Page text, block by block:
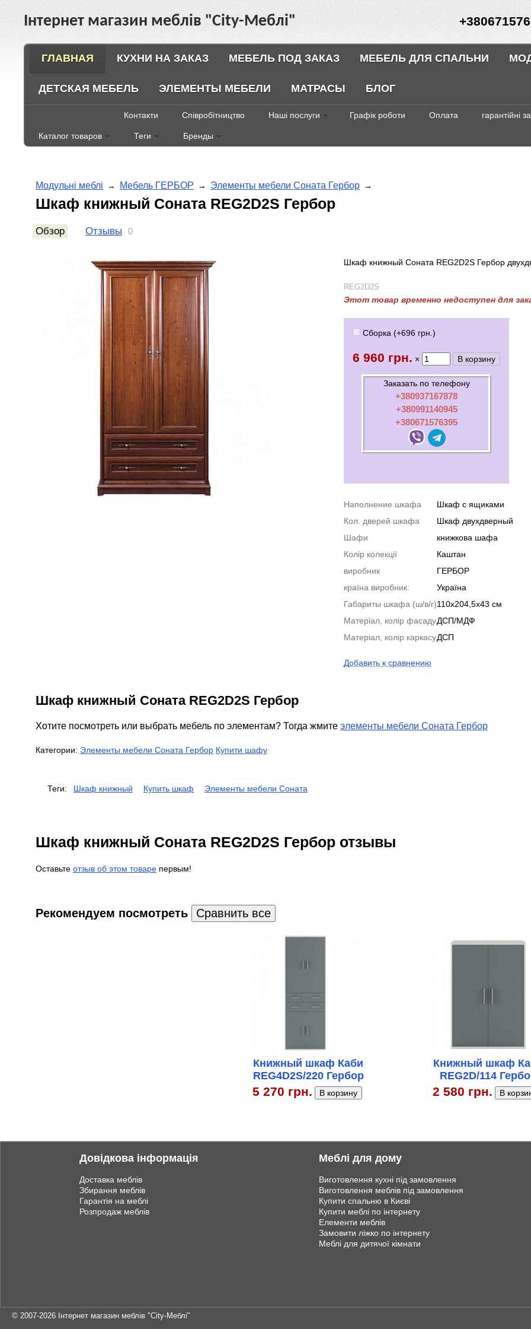
Інтернет магазин меблів "City-Меблі"
ГЛАВНАЯ КУХНИ НА ЗАКАЗ МЕБЕЛЬ ПОД ЗАКАЗ МЕБЕЛЬ ДЛЯ СПАЛЬНИ
ДЕТСКАЯ МЕБЕЛЬ ЭЛЕМЕНТЫ МЕБЕЛИ МАТРАСЫ БЛОГ
Контакти Співробітництво Наші послуги Графік роботи Оплата гарантійні
Каталог товаров Теги Бренды
Модульні меблі → Мебель ГЕРБОР → Элементы мебели Соната Гербор →
Шкаф книжный Соната REG2D2S Гербор
Обзор Отзывы 0
Шкаф книжный Соната REG2D2S Гербор
REG2D2S
Этот товар временно недоступен для
Сборка (+696 грн. )
6 960 грн. ×
Заказать по телефону
+380937167878
+380991140945
+380671576395
Наполнение шкафа
Шкаф с ящиками
Кол. дверей шкафа
Шкаф двухдверный
Шафи
книжкова шафа
Колір колекції
Каштан
виробник
ГЕРБОР
країна виробник:
Україна
Габариты шкафа (ш/в/г)110х204,5х43 см
Матеріал, колір фасадуДСП/МДФ
Матеріал, колір каркасуДСП
Добавить к сравнению
Шкаф книжный Соната REG2D2S Гербор
Хотите посмотреть или выбрать мебель по элементам? Тогда жмите элементы мебели Соната Гербор
Категории: Элементы мебели Соната Гербор Купити шафу
Теги: Шкаф книжный Купить шкаф Элементы мебели Соната
Шкаф книжный Соната REG2D2S Гербор отзывы
Оставьте отзыв об этом товаре первым!
Рекомендуем посмотреть
Книжный шкаф Каби
REG4D2S/220 Гербор
5 270 грн.
Книжный шкаф
REG2D/114
2 580 грн.
Довідкова інформація
Доставка меблів
Збирання меблів
Гарантія на меблі
Розпродаж меблів
Меблі для дому
Виготовлення кухні під замовлення
Виготовлення меблів під замовлення
Купити спальню в Києві
Купити меблі по інтернету
Елементи меблів
Замовити ліжко по інтернету
Меблі для дитячої кімнати
© 2007-2026 Інтернет магазин меблів "City-Меблі"